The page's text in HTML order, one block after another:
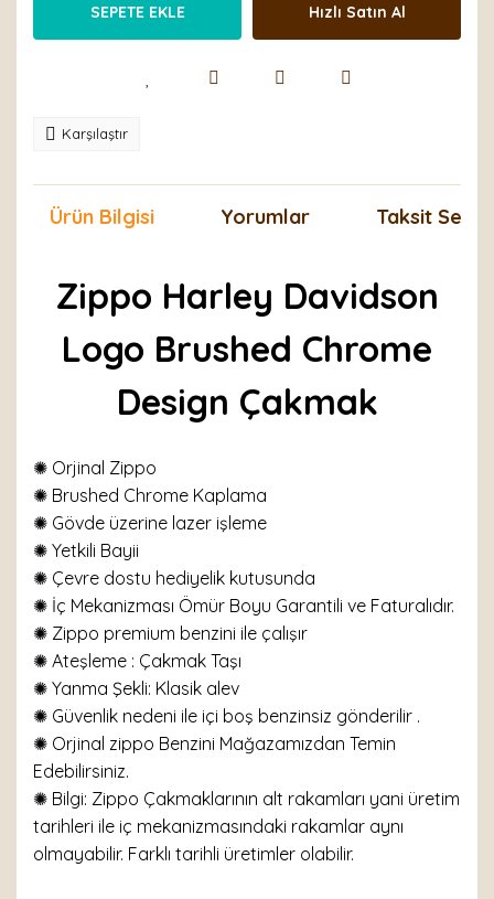
SEPETE EKLE Hızlı Satın Al
Karşılaştır
Ürün Bilgisi Yorumlar Taksit
Zippo Harley Davidson
Logo Brushed Chrome
Design Çakmak
✺ Orjinal Zippo
✺ Brushed Chrome Kaplama
✺ Gövde üzerine lazer işleme
✺ Yetkili Bayii
✺ Çevre dostu hediyelik kutusunda
✺ İç Mekanizması Ömür Boyu Garantili ve Faturalıdır.
✺ Zippo premium benzini ile çalışır
✺ Ateşleme : Çakmak Taşı
✺ Yanma Şekli: Klasik alev
✺ Güvenlik nedeni ile içi boş benzinsiz gönderilir .
✺ Orjinal zippo Benzini Mağazamızdan Temin
Edebilirsiniz.
✺ Bilgi: Zippo Çakmaklarının alt rakamları yani üretim
tarihleri ile iç mekanizmasındaki rakamlar aynı
olmayabilir. Farklı tarihli üretimler olabilir.